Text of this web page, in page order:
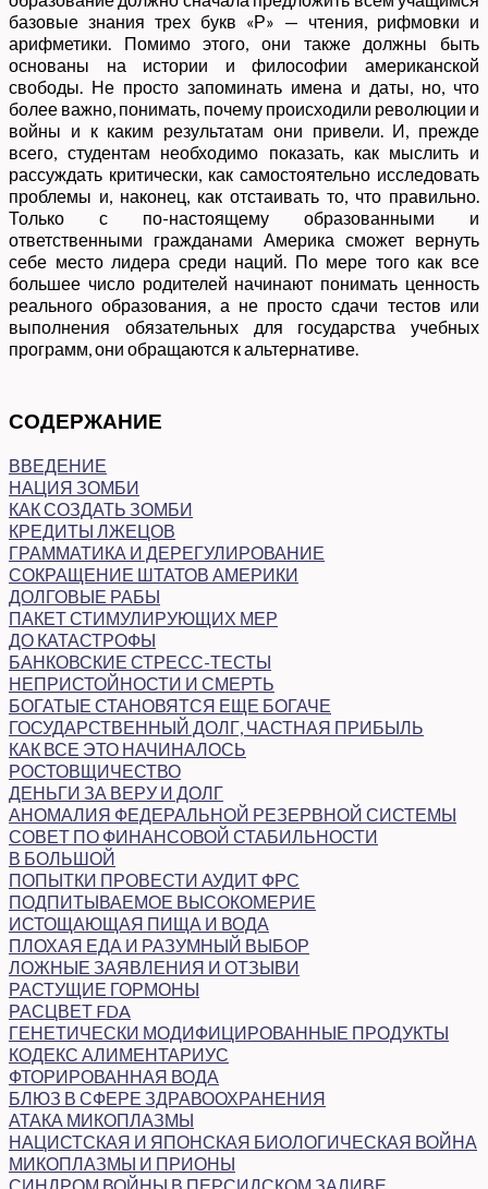
базовые знания трех букв «Р» — чтения, рифмовки и
арифметики. Помимо этого, они также должны быть
основаны на истории и философии американской
свободы. Не просто запоминать имена и даты, но, что
более важно, понимать, почему происходили революции и
войны и к каким результатам они привели. И, прежде
всего, студентам необходимо показать, как мыслить и
рассуждать критически, как самостоятельно исследовать
проблемы и, наконец, как отстаивать то, что правильно.
Только с по-настоящему образованными и
ответственными гражданами Америка сможет вернуть
себе место лидера среди наций. По мере того как все
большее число родителей начинают понимать ценность
реального образования, а не просто сдачи тестов или
выполнения обязательных для государства учебных
программ, они обращаются к альтернативе.
СОДЕРЖАНИЕ
ВВЕДЕНИЕ
НАЦИЯ ЗОМБИ
КАК СОЗДАТЬ ЗОМБИ
КРЕДИТЫ ЛЖЕЦОВ
ГРАММАТИКА И ДЕРЕГУЛИРОВАНИЕ
СОКРАЩЕНИЕ ШТАТОВ АМЕРИКИ
ДОЛГОВЫЕ РАБЫ
ПАКЕТ СТИМУЛИРУЮЩИХ МЕР
ДО КАТАСТРОФЫ
БАНКОВСКИЕ СТРЕСС-ТЕСТЫ
НЕПРИСТОЙНОСТИ И СМЕРТЬ
БОГАТЫЕ СТАНОВЯТСЯ ЕЩЕ БОГАЧЕ
ГОСУДАРСТВЕННЫЙ ДОЛГ, ЧАСТНАЯ ПРИБЫЛЬ
КАК ВСЕ ЭТО НАЧИНАЛОСЬ
РОСТОВЩИЧЕСТВО
ДЕНЬГИ ЗА ВЕРУ И ДОЛГ
АНОМАЛИЯ ФЕДЕРАЛЬНОЙ РЕЗЕРВНОЙ СИСТЕМЫ
СОВЕТ ПО ФИНАНСОВОЙ СТАБИЛЬНОСТИ
В БОЛЬШОЙ
ПОПЫТКИ ПРОВЕСТИ АУДИТ ФРС
ПОДПИТЫВАЕМОЕ ВЫСОКОМЕРИЕ
ИСТОЩАЮЩАЯ ПИЩА И ВОДА
ПЛОХАЯ ЕДА И РАЗУМНЫЙ ВЫБОР
ЛОЖНЫЕ ЗАЯВЛЕНИЯ И ОТЗЫВИ
РАСТУЩИЕ ГОРМОНЫ
РАСЦВЕТ FDA
ГЕНЕТИЧЕСКИ МОДИФИЦИРОВАННЫЕ ПРОДУКТЫ
КОДЕКС АЛИМЕНТАРИУС
ФТОРИРОВАННАЯ ВОДА
БЛЮЗ В СФЕРЕ ЗДРАВООХРАНЕНИЯ
АТАКА МИКОПЛАЗМЫ
НАЦИСТСКАЯ И ЯПОНСКАЯ БИОЛОГИЧЕСКАЯ ВОЙНА
МИКОПЛАЗМЫ И ПРИОНЫ
СИНДРОМ ВОЙНЫ В ПЕРСИДСКОМ ЗАЛИВЕ